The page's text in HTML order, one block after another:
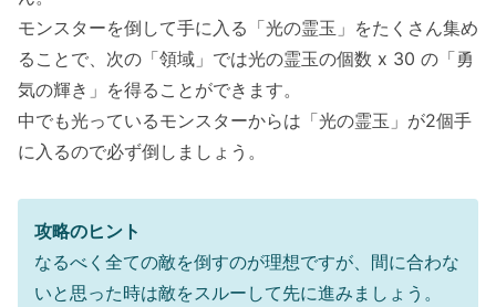
モンスターを倒して手に入る「光の霊玉」をたくさん集め
ることで、次の「領域」では光の霊玉の個数 x 30 の「勇
気の輝き」を得ることができます。
中でも光っているモンスターからは「光の霊玉」が2個手
に入るので必ず倒しましょう。
攻略のヒント
なるべく全ての敵を倒すのが理想ですが、間に合わな
いと思った時は敵をスルーして先に進みましょう。